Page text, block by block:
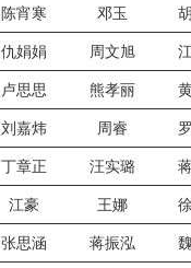
陈宵寒 邓玉
仇娟娟 周文旭
卢思思 熊孝丽
刘嘉炜 周睿
丁章正 汪实璐
江豪 王娜
张思涵 蒋振泓